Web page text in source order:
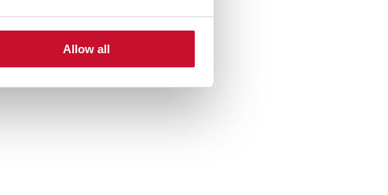
Allow all